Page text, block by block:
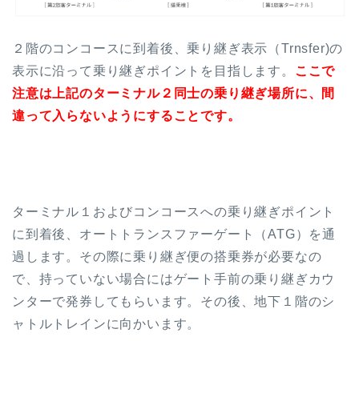
２階のコンコースに到着後、乗り継ぎ表示（Trnsfer)の
表示に沿って乗り継ぎポイントを目指します。
ここで
注意は上記のターミナル２同士の乗り継ぎ場所に、間
違って入らないようにすることです。
ターミナル１およびコンコースへの乗り継ぎポイント
に到着後、オートトランスファーゲート（ATG）を通
過します。 その際に乗り継ぎ便の搭乗券が必要なの
で、持っていない場合にはゲート手前の乗り継ぎカウ
ンターで発券してもらいます。 その後、地下１階のシ
ャトルトレインに向かいます。